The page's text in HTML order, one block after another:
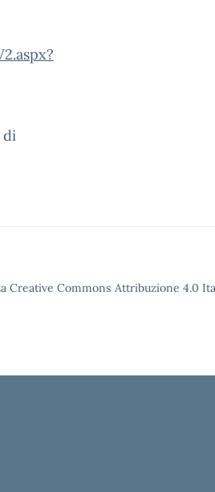
di
Creative Commons Attribuzione 4.0